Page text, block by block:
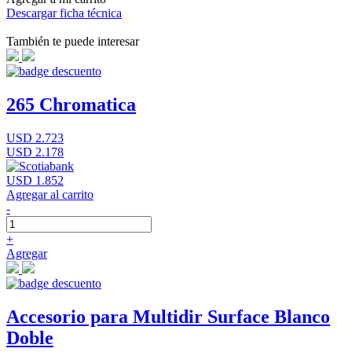
Descargar ficha técnica
También te puede interesar
265 Chromatica
USD 2.723
USD 2.178
USD 1.852
Agregar al carrito
-
+
Agregar
Accesorio para Multidir Surface Blanco
Doble